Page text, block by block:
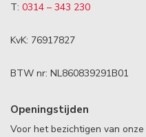
T: 0314 – 343 230
KvK: 76917827
BTW nr: NL860839291B01
Openingstijden
Voor het bezichtigen van onze